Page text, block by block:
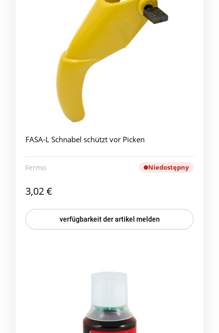
FASA-L Schnabel schützt vor Picken
Fermo Niedostępny
3,02 €
verfügbarkeit der artikel melden